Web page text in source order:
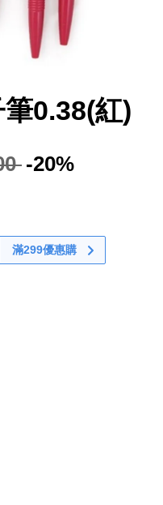
0.38(紅)
-20%
滿299優惠購